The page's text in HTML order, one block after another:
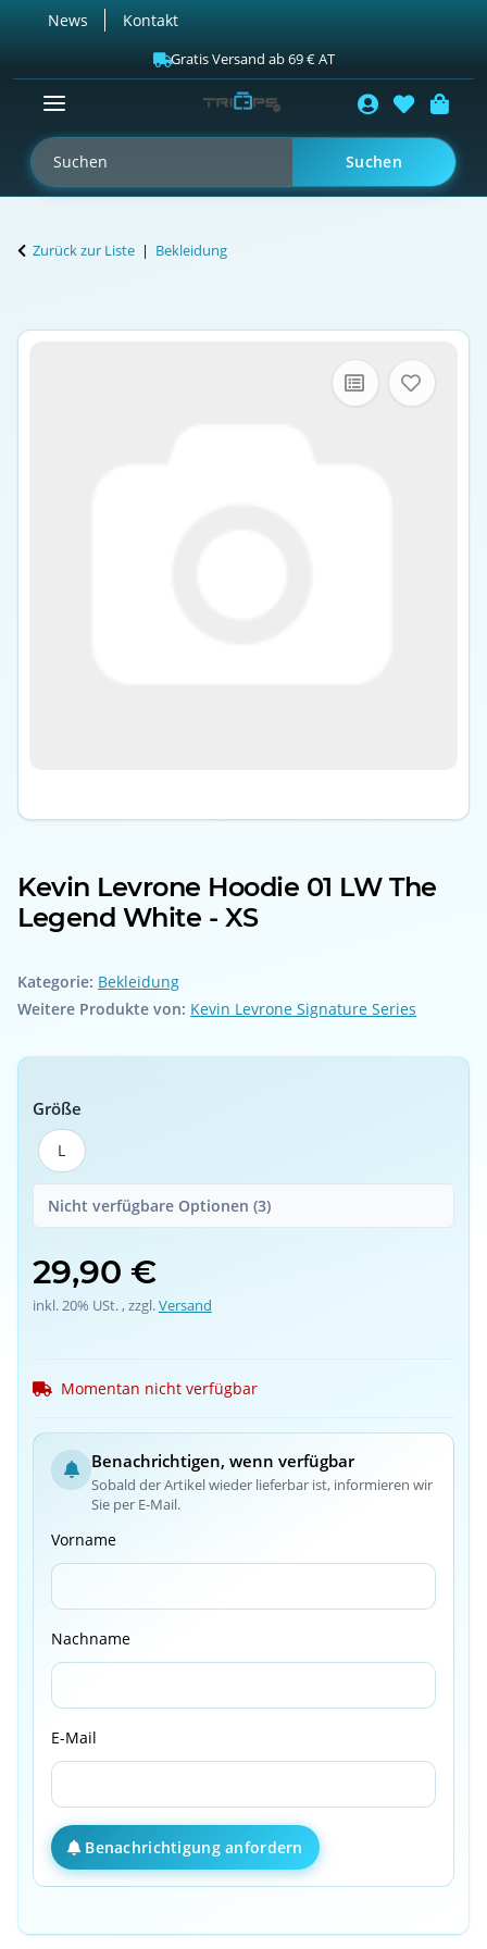
News Kontakt
Gratis Versand ab 69 € AT
Suchen
Zurück zur Liste Bekleidung
Kevin Levrone Hoodie 01 LW The
Legend White - XS
Kategorie: Bekleidung
Weitere Produkte von: Kevin Levrone Signature Series
Größe
LL
Nicht verfügbare Optionen (3)
29,90 €
inkl. 20% USt. , zzgl.Versand
Momentan nicht verfügbar
Benachrichtigen, wenn verfügbar
Sobald der Artikel wieder lieferbar ist, informieren wir
Sie per E-Mail.
Vorname
Nachname
E-Mail
Benachrichtigung anfordern